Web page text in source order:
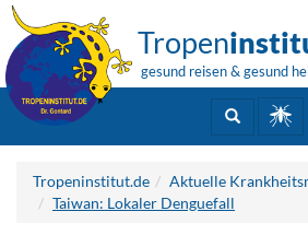
Tropen
gesund reisen & gesund
Tropeninstitut.de
Aktuelle
Taiwan: Lokaler Denguefall